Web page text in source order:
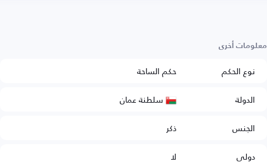
معلومات أخرى
نوع الحكم
حكم الساحة
الدولة
سلطنة عمان
الجنس
ذكر
دولي
لا